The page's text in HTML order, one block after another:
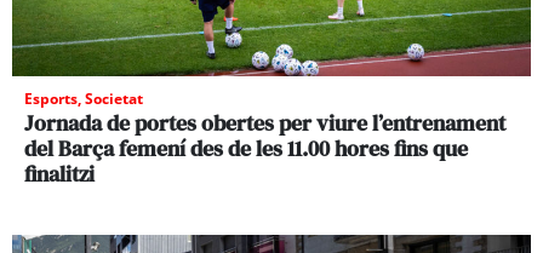
Esports,Societat
Jornada de portes obertes per viure l’entrenament
del Barça femení des de les 11.00 hores fins que
finalitzi